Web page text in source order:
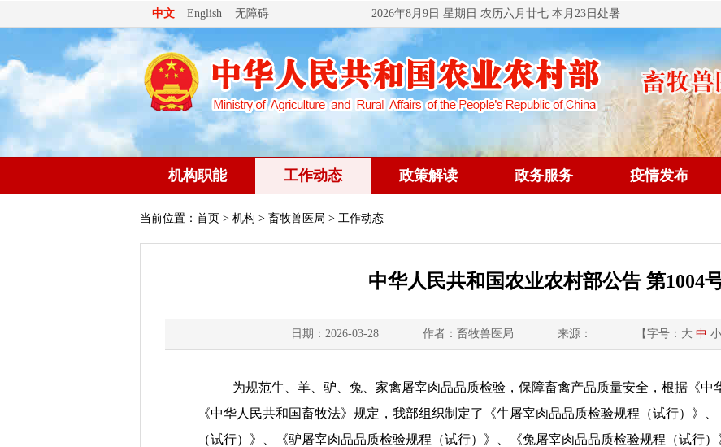
中文 English 无障碍 2026年8月9日 星期日 农历六月廿七 本月23日处暑
机构职能 工作动态 政策解读 政务服务 疫情发布
当前位置： 首页 > 机构 > 畜牧兽医局 > 工作动态
中华人民共和国农业农村部公告 第1004
日期：2026-03-28 作者：畜牧兽医局 来源： 【字号： 大 中 小
为规范牛、羊、驴、兔、家禽屠宰肉品品质检验，保障畜禽产品质量安全，根据《中
《中华人民共和国畜牧法》规定，我部组织制定了《牛屠宰肉品品质检验规程（试行）》
（试行）》、《驴屠宰肉品品质检验规程（试行）》、《兔屠宰肉品品质检验规程（试行